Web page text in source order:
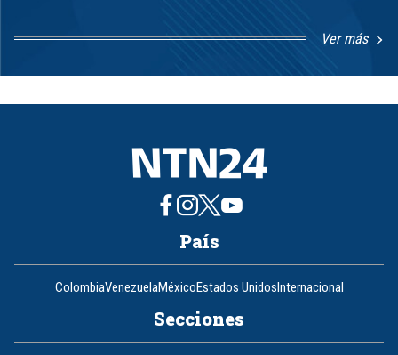
Ver más
8
País
ColombiaVenezuelaMéxicoEstados UnidosInternacional
Secciones